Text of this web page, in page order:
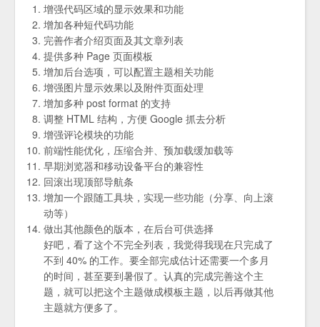
增强代码区域的显示效果和功能
增加各种短代码功能
完善作者介绍页面及其文章列表
提供多种 Page 页面模板
增加后台选项，可以配置主题相关功能
增强图片显示效果以及附件页面处理
增加多种 post format 的支持
调整 HTML 结构，方便 Google 抓去分析
增强评论模块的功能
前端性能优化，压缩合并、预加载缓加载等
早期浏览器和移动设备平台的兼容性
回滚出现顶部导航条
增加一个跟随工具块，实现一些功能（分享、向上滚
动等）
做出其他颜色的版本，在后台可供选择
好吧，看了这个不完全列表，我觉得我现在只完成了
不到 40% 的工作。要全部完成估计还需要一个多月
的时间，甚至要到暑假了。认真的完成完善这个主
题，就可以把这个主题做成模板主题，以后再做其他
主题就方便多了。